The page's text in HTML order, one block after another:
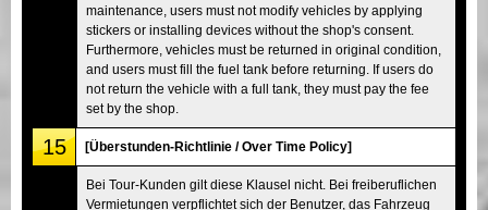
maintenance, users must not modify vehicles by applying
stickers or installing devices without the shop's consent.
Furthermore, vehicles must be returned in original condition,
and users must fill the fuel tank before returning. If users do
not return the vehicle with a full tank, they must pay the fee
set by the shop.
15 [Überstunden-Richtlinie / Over Time Policy]
Bei Tour-Kunden gilt diese Klausel nicht. Bei freiberuflichen
Vermietungen verpflichtet sich der Benutzer, das Fahrzeug